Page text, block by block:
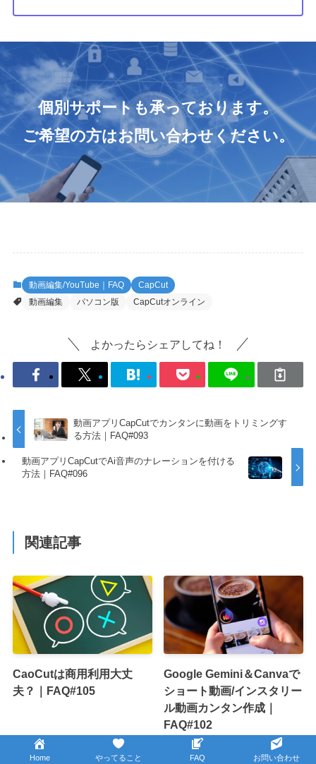
個別サポートも承っております。
ご希望の方はお問い合わせください。
動画編集/YouTube｜FAQ
CapCut
動画編集
パソコン版 CapCutオンライン
よかったらシェアしてね！
動画アプリCapCutでカンタンに動画をトリミングす
る方法｜FAQ#093
動画アプリCapCutでAi音声のナレーションを付ける
方法｜FAQ#096
関連記事
CaoCutは商用利用大丈
夫？｜FAQ#105
Google Gemini＆Canvaで
ショート動画/インスタリー
ル動画カンタン作成｜
FAQ#102
Home やってること FAQ お問い合わせ